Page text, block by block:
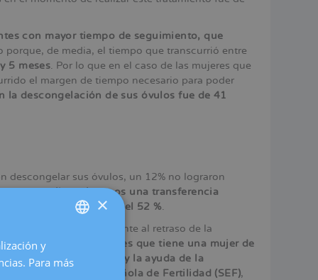
con mayor tiempo de seguimiento, que
porque, de media, el tiempo que transcurrió entre
5 meses. Por lo que en el caso de las mujeres que
el margen de tiempo necesario para poder
la descongelación de sus óvulos fue de 41
descongelar sus óvulos, un 12% no lograron
a realizar al menos una transferencia
de nacimiento superó el 52 %.
fertilidad para hacer frente al retraso de la
por 10 las posibilidades que tiene una mujer de
con sus óvulos y la ayuda de la
de la Sociedad Española de Fertilidad (SEF),
CATALÀ
×
y
Para más